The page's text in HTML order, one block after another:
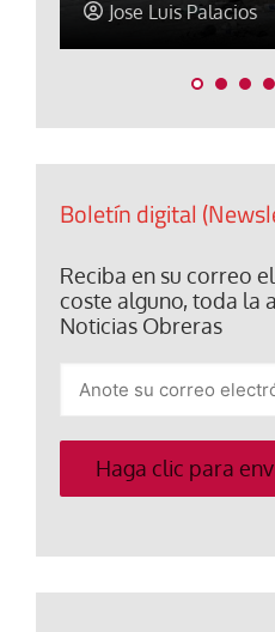
Jose Luis Palacios
Boletín digital
Reciba en su correo
coste alguno, toda la
Noticias Obreras
su
correo
electrónico
Haga clic para